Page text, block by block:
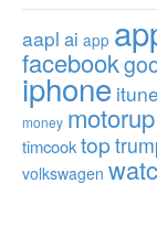
aapl ai app
facebook
iphone
money motorup
timcooktop
volkswagen